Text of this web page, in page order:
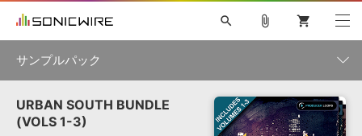
ソフト音源 »
search
初音ミク NT 鏡音リン・レン V4X 巡音ルカ V4X
MEIKO V3
KAITO V3
TOONTRACK
SPITFIRE AUDIO
attach_file shopping_cart
サンプルパック
製品一覧
URBAN SOUTH BUNDLE
(VOLS 1-3)